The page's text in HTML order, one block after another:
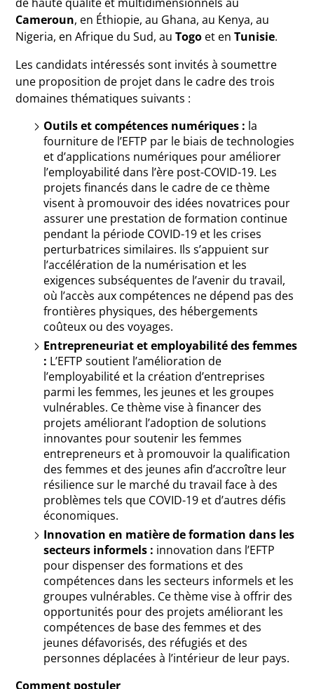
Cameroun, en Éthiopie, au Ghana, au Kenya, au
Nigeria, en Afrique du Sud, auTogo et enTunisie.
Les candidats intéressés sont invités à soumettre
une proposition de projet dans le cadre des trois
domaines thématiques suivants :
Outils et compétences numériques : la
fourniture de l’EFTP par le biais de technologies
et d’applications numériques pour améliorer
l’employabilité dans l’ère post-COVID-19. Les
projets financés dans le cadre de ce thème
visent à promouvoir des idées novatrices pour
assurer une prestation de formation continue
pendant la période COVID-19 et les crises
perturbatrices similaires. Ils s’appuient sur
l’accélération de la numérisation et les
exigences subséquentes de l’avenir du travail,
où l’accès aux compétences ne dépend pas des
frontières physiques, des hébergements
coûteux ou des voyages.
Entrepreneuriat et employabilité des femmes
: L’EFTP soutient l’amélioration de
l’employabilité et la création d’entreprises
parmi les femmes, les jeunes et les groupes
vulnérables. Ce thème vise à financer des
projets améliorant l’adoption de solutions
innovantes pour soutenir les femmes
entrepreneurs et à promouvoir la qualification
des femmes et des jeunes afin d’accroître leur
résilience sur le marché du travail face à des
problèmes tels que COVID-19 et d’autres défis
économiques.
Innovation en matière de formation dans les
secteurs informels : innovation dans l’EFTP
pour dispenser des formations et des
compétences dans les secteurs informels et les
groupes vulnérables. Ce thème vise à offrir des
opportunités pour des projets améliorant les
compétences de base des femmes et des
jeunes défavorisés, des réfugiés et des
personnes déplacées à l’intérieur de leur pays.
Comment postuler